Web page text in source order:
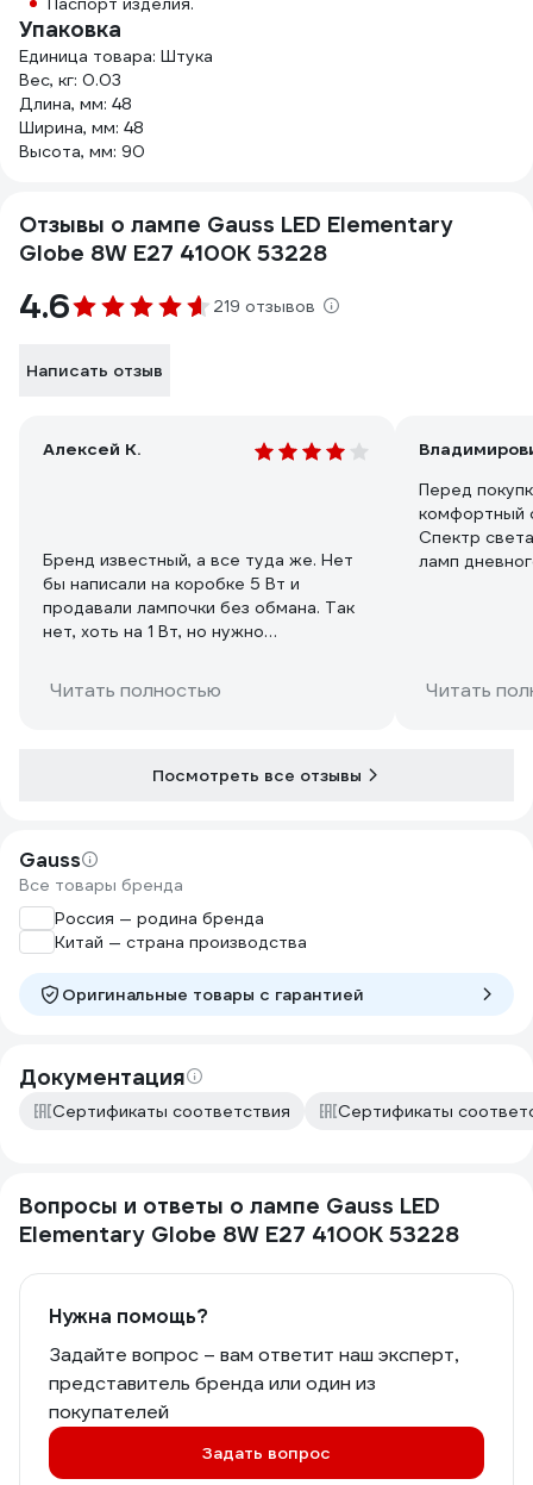
Упаковка
Единица товара: Штука
Вес, кг: 0.03
Длина, мм: 48
Ширина, мм: 48
Высота, мм: 90
Отзывы о лампе Gauss LED Elementary
Globe 8W E27 4100K 53228
4.6 219 отзывов
Написать отзыв
Алексей К.
Бренд известный, а все туда же. Нет
бы написали на коробке 5 Вт и
продавали лампочки без обмана. Так
нет, хоть на 1 Вт, но нужно
Читать полностью
Перед
комфортный
Спектр
ламп
Читать
Посмотреть все отзывы
Gauss
Все товары бренда
Россия — родина бренда
Китай — страна производства
Оригинальные товары c гарантией
Документация
Сертификаты соответствия Сертификаты
Вопросы и ответы о лампе Gauss LED
Elementary Globe 8W E27 4100K 53228
Нужна помощь?
Задайте вопрос – вам ответит наш эксперт,
представитель бренда или один из
покупателей
Задать вопрос